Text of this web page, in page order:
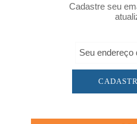
Cadastre seu